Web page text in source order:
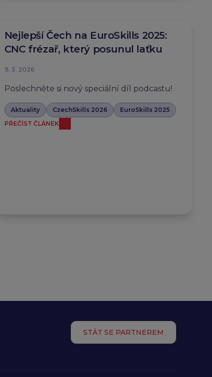
Nejlepší Čech na EuroSkills 2025:
CNC frézař, který posunul laťku
9. 3. 2026
Poslechněte si nový speciální díl podcastu!
Aktuality CzechSkills 2026
EuroSkills 2025
PŘEČÍST ČLÁNEK
STÁT SE PARTNEREM